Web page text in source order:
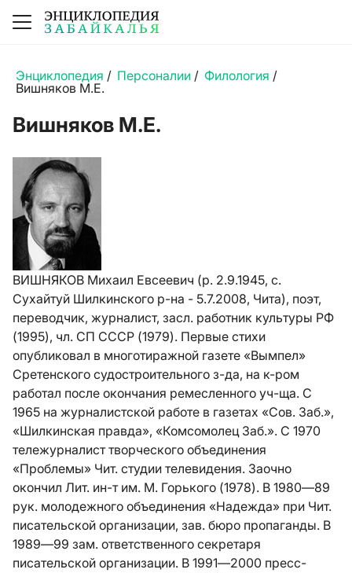
Энциклопедия / Персоналии / Филология /
Вишняков М.Е.
Вишняков М.Е.
ВИШНЯКОВ Михаил Евсеевич (р. 2.9.1945, с.
Сухайтуй Шилкинского р-на - 5.7.2008, Чита), поэт,
переводчик, журналист, засл. работник культуры РФ
(1995), чл. СП СССР (1979). Первые стихи
опубликовал в многотиражной газете «Вымпел»
Сретенского судостроительного з-да, на к-ром
работал после окончания ремесленного уч-ща. С
1965 на журналистской работе в газетах «Сов. Заб.»,
«Шилкинская правда», «Комсомолец Заб.». С 1970
тележурналист творческого объединения
«Проблемы» Чит. студии телевидения. Заочно
окончил Лит. ин-т им. М. Горького (1978). В 1980—89
рук. молодежного объединения «Надежда» при Чит.
писательской организации, зав. бюро пропаганды. В
1989—99 зам. ответственного секретаря
писательской организации. В 1991—2000 пресс-